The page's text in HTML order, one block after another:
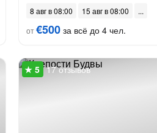
8 авг в 08:00
15 авг в 08:00
от€500за всё до 4 чел.
17 отзывов